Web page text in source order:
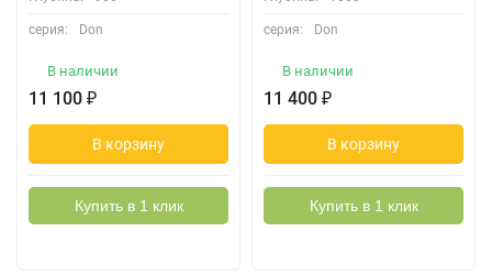
серия: Don
В наличии
11 100 ₽
В корзину
Купить в 1 клик
серия: Don
В наличии
11 400 ₽
В корзину
Купить в 1 клик